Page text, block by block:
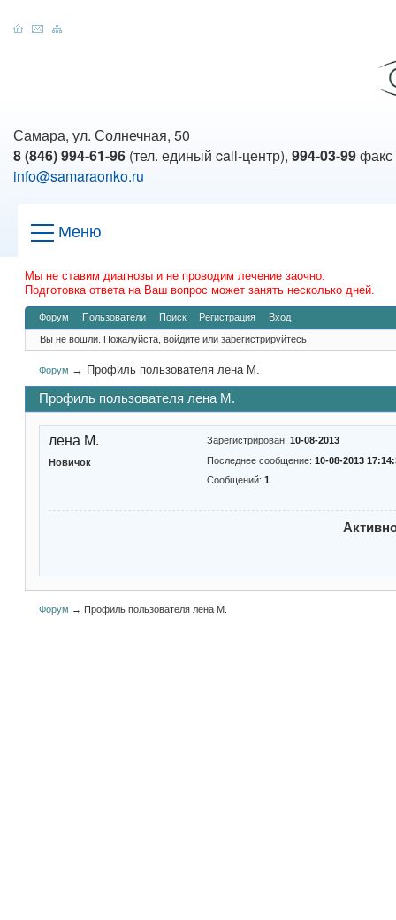
Самара, ул. Солнечная, 50
8 (846) 994-61-96 (тел. единый call-центр), 994-03-99факс
info@samaraonko.ru
Меню
Мы не ставим диагнозы и не проводим лечение заочно.
Подготовка ответа на Ваш вопрос может занять несколько дней.
Форум Пользователи Поиск Регистрация Вход
Вы не вошли. Пожалуйста, войдите или зарегистрируйтесь.
Форум → Профиль пользователя лена М.
Профиль пользователя лена М.
лена М.
Новичок
Зарегистрирован: 10-08-2013
Последнее сообщение: 10-08-2013
Сообщений: 1
Форум → Профиль пользователя лена М.